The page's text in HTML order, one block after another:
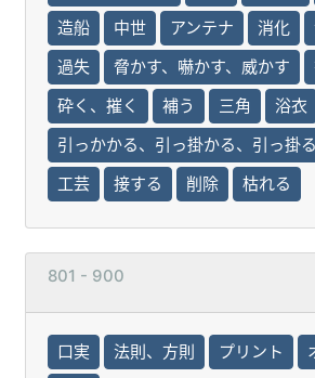
造船
中世 アンテナ 消化
過失
脅かす、嚇かす、威かす
砕く、摧く
補う 三角
浴衣
引っかかる、引っ掛かる、引っ掛る
工芸
接する 削除 枯れる
801 - 900
口実 法則、方則 プリント